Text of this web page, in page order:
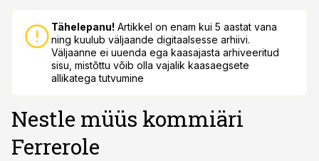
Tähelepanu! Artikkel on enam kui 5 aastat vana
ning kuulub väljaande digitaalsesse arhiivi.
Väljaanne ei uuenda ega kaasajasta arhiveeritud
sisu, mistõttu võib olla vajalik kaasaegsete
allikatega tutvumine
Nestle müüs kommiäri
Ferrerole